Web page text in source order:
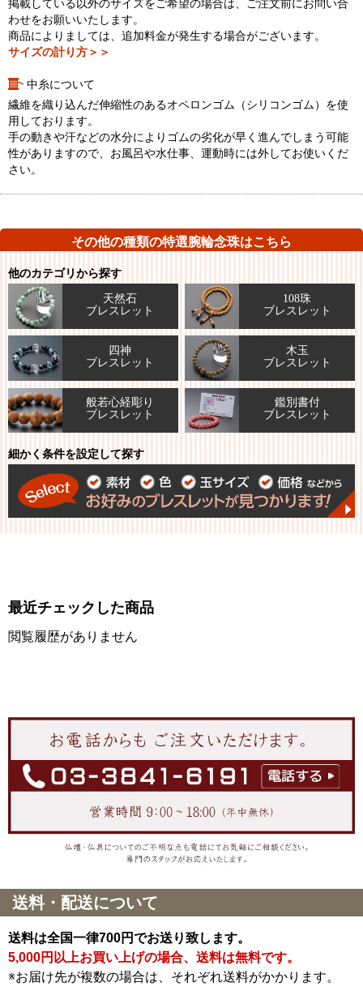
掲載している以外のサイズをご希望の場合は、ご注文前にお問い合
わせをお願いいたします。
商品によりましては、追加料金が発生する場合がございます。
サイズの計り方＞＞
中糸について
繊維を織り込んだ伸縮性のあるオペロンゴム（シリコンゴム）を使
用しております。
手の動きや汗などの水分によりゴムの劣化が早く進んでしまう可能
性がありますので、お風呂や水仕事、運動時には外してお使いくだ
さい。
その他の種類の特選腕輪念珠はこちら
他のカテゴリから探す
天然石
ブレスレット
108珠
ブレスレット
四神
ブレスレット
木玉
ブレスレット
般若心経彫り
ブレスレット
鑑別書付
ブレスレット
細かく条件を設定して探す
最近チェックした商品
閲覧履歴がありません
送料・配送について
送料は全国一律700円でお送り致します。
5,000円以上お買い上げの場合、送料は無料です。
※お届け先が複数の場合は、それぞれ送料がかかります。